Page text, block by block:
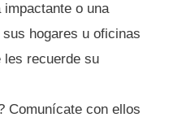
o una
sus hogares u oficinas
les recuerde su
Comunícate con ellos